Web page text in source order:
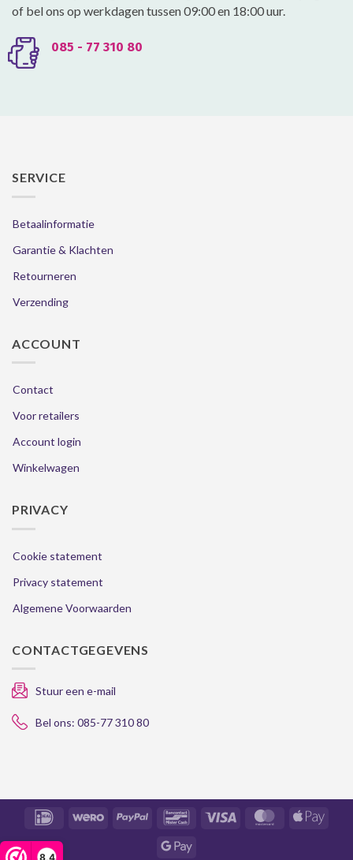
8,4
of bel ons op werkdagen tussen 09:00 en 18:00 uur.
085 - 77 310 80
SERVICE
Betaalinformatie
Garantie & Klachten
Retourneren
Verzending
ACCOUNT
Contact
Voor retailers
Account login
Winkelwagen
PRIVACY
Cookie statement
Privacy statement
Algemene Voorwaarden
CONTACTGEGEVENS
Stuur een e-mail
Bel ons: 085-77 310 80